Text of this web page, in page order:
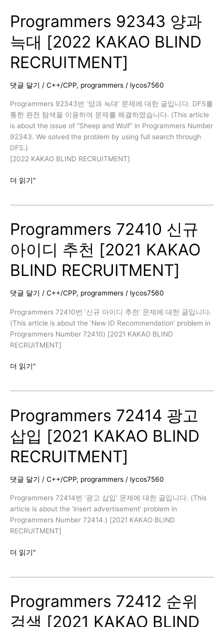
대
회
[2022
KAKAO
BLIND
RECRUITMENT]
Programmers 92343 양과
늑대 [2022 KAKAO BLIND
RECRUITMENT]
댓글 달기 / C++/CPP, programmers / lycos7560
Programmers 92343번 ‘양과 늑대’ 문제에 대한 글입니다. DFS를
통한 완전 탐색을 이용하여 문제를 해결하였습니다. (This article
is about the issue of “Sheep and Wolf” in Programmers Number
92343. We solved the problem by using full search through
DFS.)
[2022 KAKAO BLIND RECRUITMENT]
Programmers
늑
대
[2022
KAKAO
BLIND
더 읽기"
Programmers 72410 신규
아이디 추천 [2021 KAKAO
BLIND RECRUITMENT]
댓글 달기 / C++/CPP, programmers / lycos7560
Programmers 72410번 ‘신규 아이디 추천’ 문제에 대한 글입니다.
(This article is about the ‘New ID Recommendation’ problem in
Programmers Number 72410) [2021 KAKAO BLIND
RECRUITMENT]
Programmers
아
이
디
추
천
[2021
KAKAO
RECRUITMENT]
더 읽기"
Programmers 72414 광고
삽입 [2021 KAKAO BLIND
RECRUITMENT]
댓글 달기 / C++/CPP, programmers / lycos7560
Programmers 72414번 ‘광고 삽입’ 문제에 대한 글입니다. (This
article is about the ‘insert advertisement’ problem in
Programmers Number 72414.) [2021 KAKAO BLIND
RECRUITMENT]
Programmers
삽
입
[2021
더 읽기"
Programmers 72412 순위
검색 [2021 KAKAO BLIND